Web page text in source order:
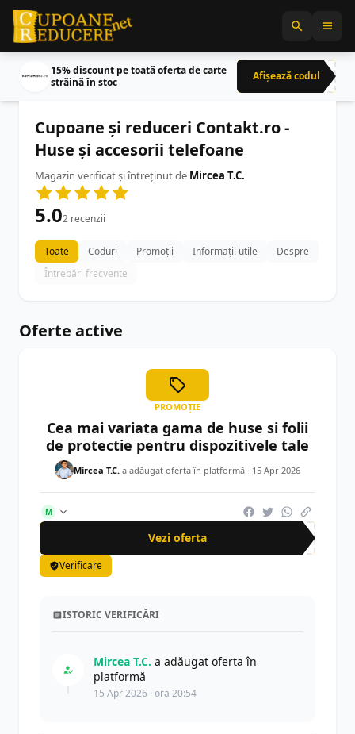
15% discount pe toată oferta de carte
străină în stoc
Afișează codulCRN
Cupoane și reduceri Contakt.ro -
Huse și accesorii telefoane
Magazin verificat și întreținut de Mircea T.C.
5.02 recenzii
Toate Coduri Promoții Informații utile
Despre
Întrebări frecvente
Oferte active
PROMOȚIE
Cea mai variata gama de huse si folii
de protectie pentru dispozitivele tale
Mircea T.C. a adăugat oferta în platformă · 15 Apr 2026
M
Vezi oferta
Verificare
ISTORIC VERIFICĂRI
Mircea T.C. a adăugat oferta în
platformă
15 Apr 2026 · ora 20:54